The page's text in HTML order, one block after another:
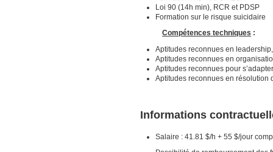
Loi 90 (14h min), RCR et PDSP
Formation sur le risque suicidaire
Compétences techniques :
Aptitudes reconnues en
Aptitudes reconnues en
Aptitudes reconnues pour
Aptitudes reconnues en résolution
Informations
Salaire : 41.81 $/h + 55 $/jour